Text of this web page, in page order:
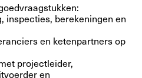
inspecties, berekeningen en
en ketenpartners op
projectleider,
en